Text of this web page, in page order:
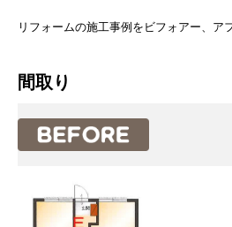
リフォームの施工事例をビフォアー、ア
間取り